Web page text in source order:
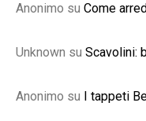
Anonimo su Come
Unknown su Scavolini:
Anonimo su I tappeti